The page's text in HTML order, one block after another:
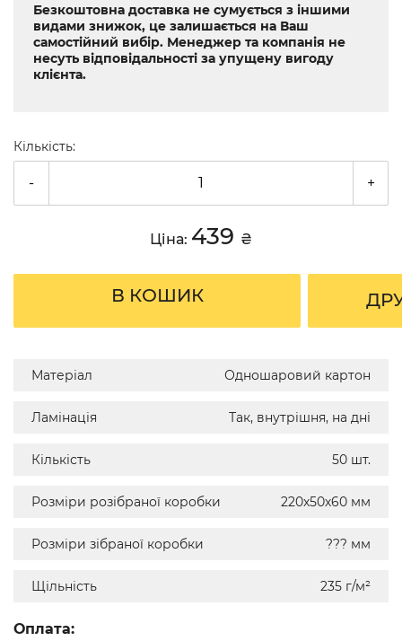
Безкоштовна доставка не сумується з іншими
видами знижок, це залишається на Ваш
самостійний вибір. Менеджер та компанія не
несуть відповідальності за упущену вигоду
клієнта.
Кількість:
- +
Ціна: 439 ₴
В КОШИК
Матеріал Одношаровий картон
Ламінація Так, внутрішня, на дні
Кількість 50 шт.
Розміри розібраної коробки 220х50х60 мм
Розміри зібраної коробки ??? мм
Щільність 235 г/м²
Оплата: